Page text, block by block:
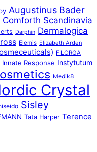
Augustinus Bader
Comforth Scandinavia
Darphin Dermalogica
Elemis Elizabeth Arden
FILORGA
Innate Response Instytutum
Medik8
Crystal
Sisley
Tata Harper Terence